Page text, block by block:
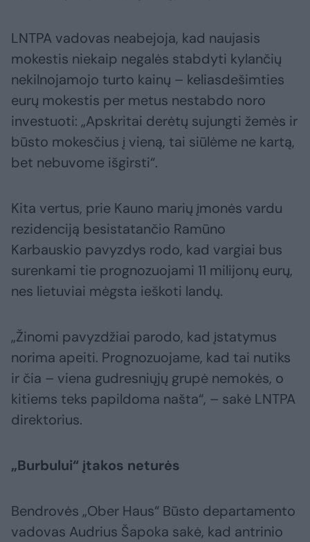
LNTPA vadovas neabejoja, kad naujasis
mokestis niekaip negalės stabdyti kylančių
nekilnojamojo turto kainų – keliasdešimties
eurų mokestis per metus nestabdo noro
investuoti: „Apskritai derėtų sujungti žemės ir
būsto mokesčius į vieną, tai siūlėme ne kartą,
bet nebuvome išgirsti“.
Kita vertus, prie Kauno marių įmonės vardu
rezidenciją besistatančio Ramūno
Karbauskio pavyzdys rodo, kad vargiai bus
surenkami tie prognozuojami 11 milijonų eurų,
nes lietuviai mėgsta ieškoti landų.
„Žinomi pavyzdžiai parodo, kad įstatymus
norima apeiti. Prognozuojame, kad tai nutiks
ir čia – viena gudresniųjų grupė nemokės, o
kitiems teks papildoma našta“, – sakė LNTPA
direktorius.
„Burbului“ įtakos neturės
Bendrovės „Ober Haus“ Būsto departamento
vadovas Audrius Šapoka sakė, kad antrinio